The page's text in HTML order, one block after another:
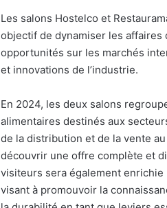
Les salons Hostelco et
objectif de dynamiser les affaires
opportunités sur les marchés
et innovations de l’industrie.
En 2024, les deux salons
alimentaires destinés aux
de la distribution et de la vente
découvrir une offre complète et
visiteurs sera également enrichie
visant à promouvoir la